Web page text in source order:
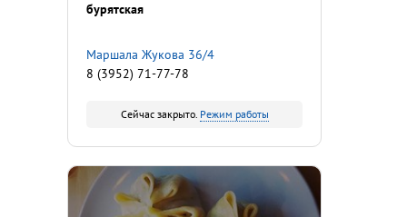
бурятская
Маршала Жукова 36/4
8 (3952) 71-77-78
Сейчас закрыто. Режим работы